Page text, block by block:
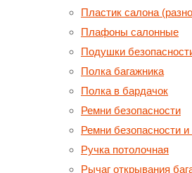
Пластик салона
Плафоны салонные
Подушки
Полка багажника
Полка в бардачок
Ремни безопасности
Ремни безопасности
Ручка потолочная
Рычаг открывания